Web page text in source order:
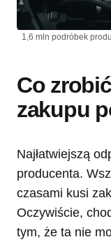
1,6 mln podróbek
Co
zakupu
Najłatwiejszą
producenta.
czasami kusi
Oczywiście,
tym, że ta nie